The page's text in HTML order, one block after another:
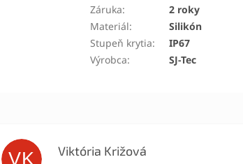
Záruka:
2 roky
Materiál:
Silikón
Stupeň krytia:
IP67
Výrobca: SJ-Tec
VK Viktória Križová